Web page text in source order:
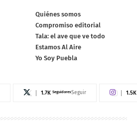
Quiénes somos
Compromiso editorial
Tala: el ave que ve todo
Estamos Al Aire
Yo Soy Puebla
1.7K SeguidoresSeguir 1.5K